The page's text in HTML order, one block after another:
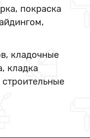
покраска
кладочные
кладка